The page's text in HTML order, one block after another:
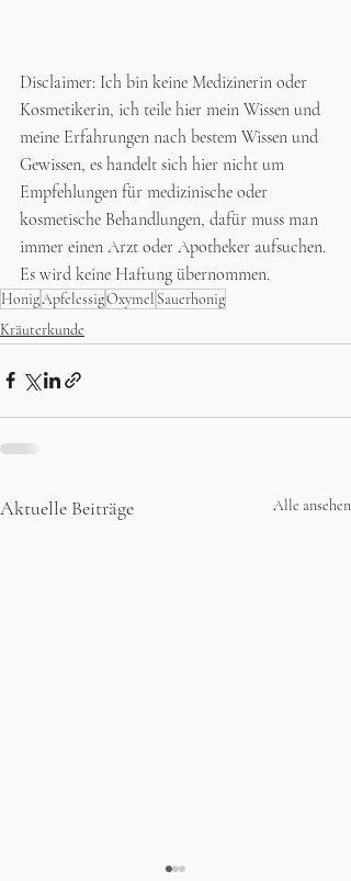
Disclaimer: Ich bin keine Medizinerin oder
Kosmetikerin, ich teile hier mein Wissen und
meine Erfahrungen nach bestem Wissen und
Gewissen, es handelt sich hier nicht um
Empfehlungen für medizinische oder
kosmetische Behandlungen, dafür muss man
immer einen Arzt oder Apotheker aufsuchen.
Es wird keine Haftung übernommen.
HonigApfelessigOxymel Sauerhonig
Kräuterkunde
Aktuelle Beiträge Alle ansehen